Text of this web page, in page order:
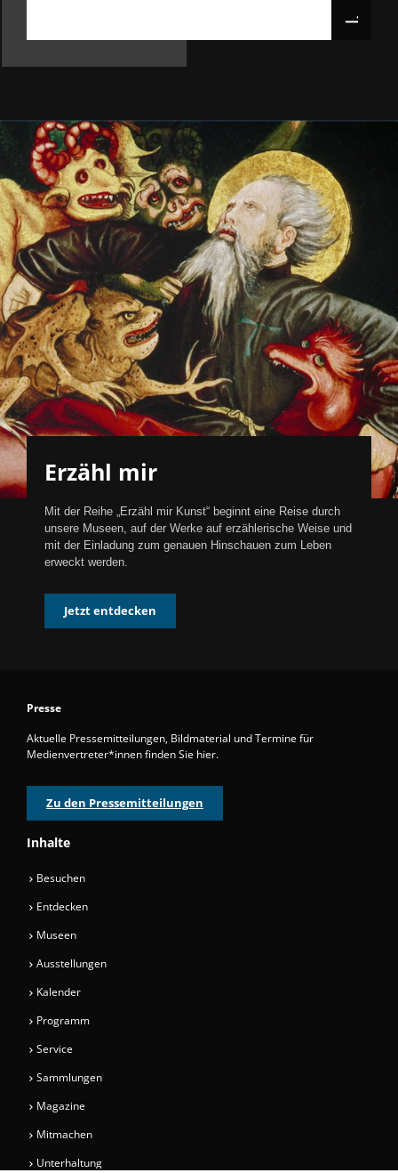
Erzähl mir
Mit der Reihe „Erzähl mir Kunst“ beginnt eine Reise durch
unsere Museen, auf der Werke auf erzählerische Weise und
mit der Einladung zum genauen Hinschauen zum Leben
erweckt werden.
Jetzt entdecken
Presse
Aktuelle Pressemitteilungen, Bildmaterial und Termine für
Medienvertreter*innen finden Sie hier.
Zu den Pressemitteilungen
Inhalte
Besuchen
Entdecken
Museen
Ausstellungen
Kalender
Programm
Service
Sammlungen
Magazine
Mitmachen
Unterhaltung